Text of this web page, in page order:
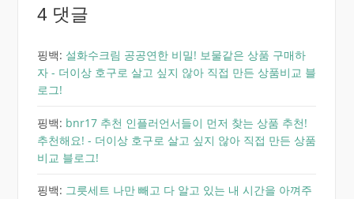
4 댓글
핑백: 설화수크림 공공연한 비밀! 보물같은 상품 구매하
자 - 더이상 호구로 살고 싶지 않아 직접 만든 상품비교 블
로그!
핑백: bnr17 추천 인플러언서들이 먼저 찾는 상품 추천!
추천해요! - 더이상 호구로 살고 싶지 않아 직접 만든 상품
비교 블로그!
핑백: 그릇세트 나만 빼고 다 알고 있는 내 시간을 아껴주